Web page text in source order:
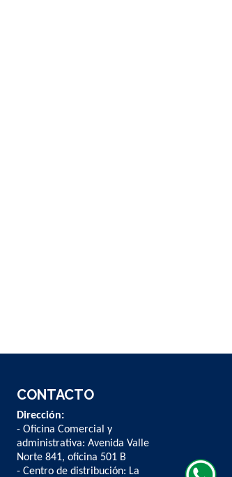
CONTACTO
Dirección:
- Oficina Comercial y
administrativa: Avenida Valle
Norte 841, oficina 501 B
- Centro de distribución: La